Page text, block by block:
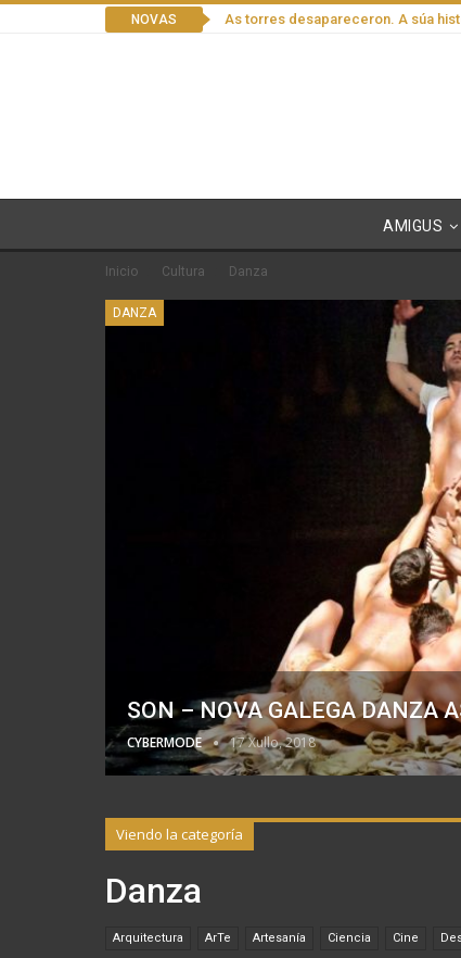
NOVAS As torres desapareceron. A súa
AMIGUS
Inicio Cultura Danza
DANZA
SON – NOVA GALEGA DANZA
CYBERMODE 17 Xullo, 2018
Viendo la categoría
Danza
Arquitectura ArTe Artesanía Ciencia Cine